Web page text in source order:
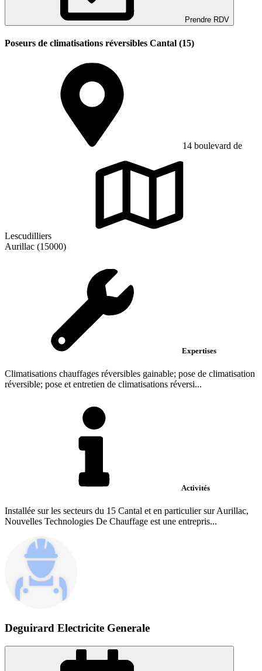
Prendre RDV
Poseurs de climatisations réversibles Cantal (15)
14 boulevard de
Lescudilliers
Aurillac (15000)
Expertises
Climatisations chauffages réversibles gainable; pose de climatisation
réversible; pose et entretien de climatisations réversi...
Activités
Installée sur les secteurs du 15 Cantal et en particulier sur Aurillac,
Nouvelles Technologies De Chauffage est une entrepris...
Deguirard Electricite Generale